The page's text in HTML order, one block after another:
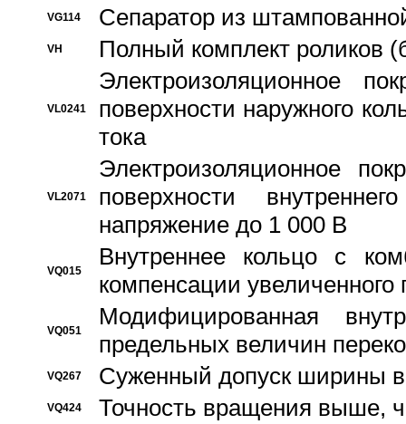
VG114 Сепаратор из
VH Полный комплект роликов
VL0241
Электроизоляционное
поверхности наружного
тока
VL2071
Электроизоляционное
поверхности
напряжение до 1 000 В
VQ015
Bнутреннее кольцо с
компенсации увеличенного
VQ051
Модифицированная
предельных величин
VQ267 Суженный допуск ширины
VQ424 Точность вращения выше,